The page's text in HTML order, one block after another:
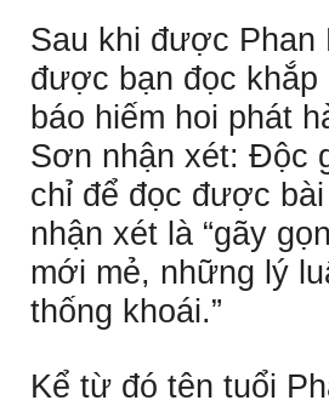
Sau khi được Phan
được bạn đọc
báo hiếm hoi phát
Sơn nhận xét: Ðộc
chỉ để đọc được
nhận xét là “gãy
mới mẻ, những lý
thống khoái.”
Kể từ đó tên tuổi